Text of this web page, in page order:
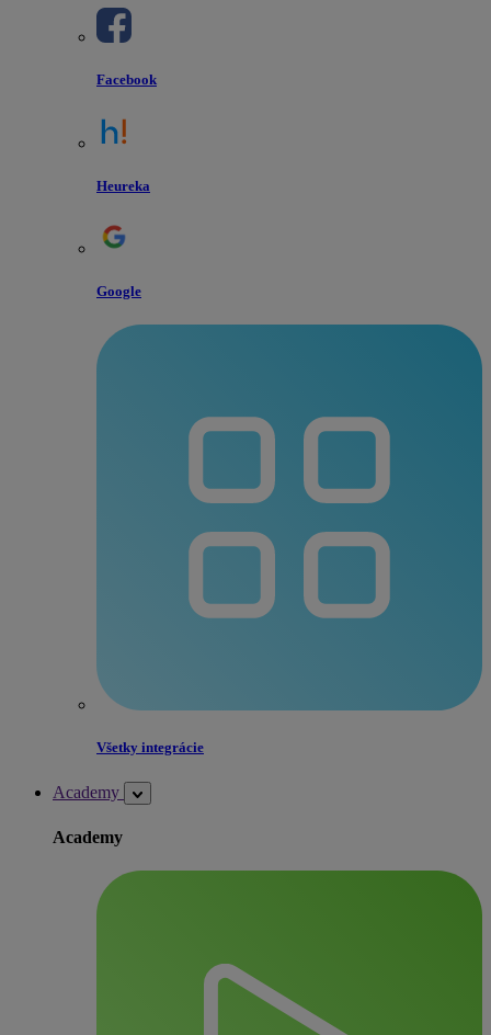
Facebook
Heureka
Google
Všetky integrácie
Academy
Academy